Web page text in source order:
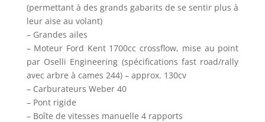
(permettant à des grands gabarits de se sentir plus à
leur aise au volant)
– Grandes ailes
– Moteur Ford Kent 1700cc crossflow, mise au point
par Oselli Engineering (spécifications fast road/rally
avec arbre à cames 244) – approx. 130cv
– Carburateurs Weber 40
– Pont rigide
– Boîte de vitesses manuelle 4 rapports